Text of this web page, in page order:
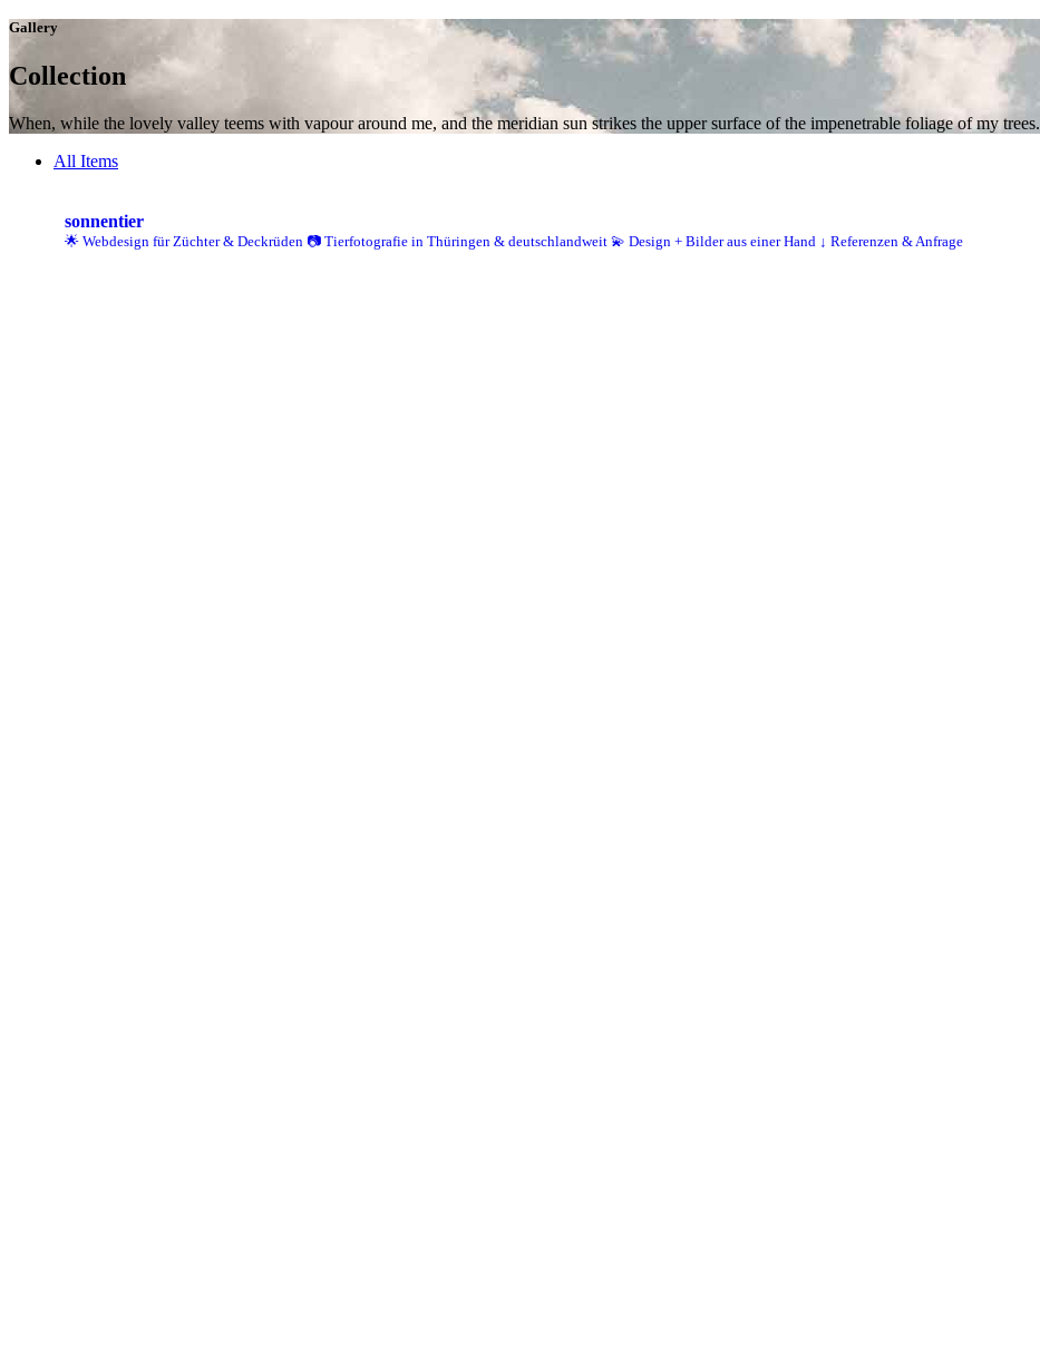
Gallery
Collection
When, while the lovely valley teems with vapour around me, and the meridian sun strikes the upper surface of the impenetrable foliage of my trees.
All Items
sonnentier
🌟 Webdesign für Züchter & Deckrüden 📷 Tierfotografie in Thüringen & deutschlandweit 💫 Design + Bilder aus einer Hand ↓ Referenzen & Anfrage